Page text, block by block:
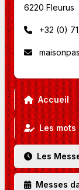
6220 Fleurus
+32 (0)
Accueil
Les
Les
Messes